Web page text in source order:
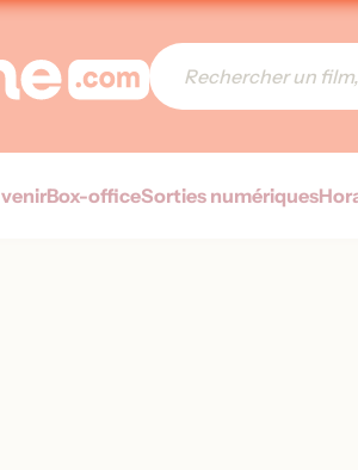
Box-officeSorties numériques